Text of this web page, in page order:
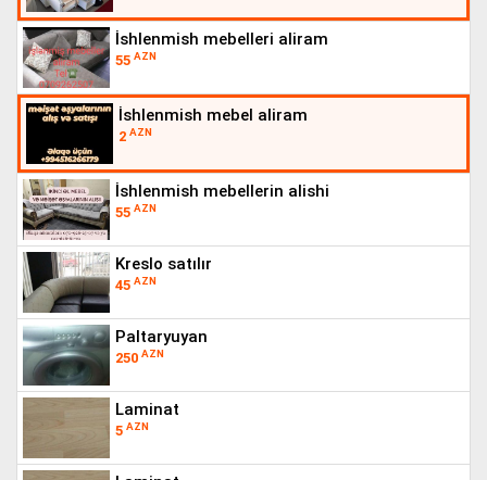
i̇shlenmish mebelleri aliram
55 AZN
i̇shlenmish mebel aliram
2 AZN
i̇shlenmish mebellerin alishi
55 AZN
kreslo satılır
45 AZN
paltaryuyan
250 AZN
laminat
5 AZN